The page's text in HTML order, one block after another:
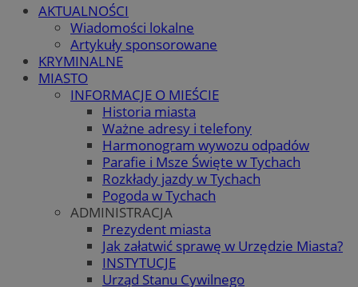
AKTUALNOŚCI
Wiadomości lokalne
Artykuły sponsorowane
KRYMINALNE
MIASTO
INFORMACJE O MIEŚCIE
Historia miasta
Ważne adresy i telefony
Harmonogram wywozu odpadów
Parafie i Msze Święte w Tychach
Rozkłady jazdy w Tychach
Pogoda w Tychach
ADMINISTRACJA
Prezydent miasta
Jak załatwić sprawę w Urzędzie Miasta?
INSTYTUCJE
Urząd Stanu Cywilnego